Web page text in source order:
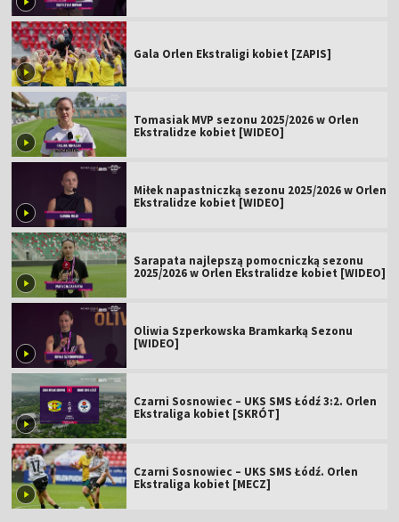
Gala Orlen Ekstraligi kobiet [ZAPIS]
Tomasiak MVP sezonu 2025/2026 w Orlen
Ekstralidze kobiet [WIDEO]
Miłek napastniczką sezonu 2025/2026 w Orlen
Ekstralidze kobiet [WIDEO]
Sarapata najlepszą pomocniczką sezonu
2025/2026 w Orlen Ekstralidze kobiet [WIDEO]
Oliwia Szperkowska Bramkarką Sezonu
[WIDEO]
Czarni Sosnowiec – UKS SMS Łódź 3:2. Orlen
Ekstraliga kobiet [SKRÓT]
Czarni Sosnowiec – UKS SMS Łódź. Orlen
Ekstraliga kobiet [MECZ]